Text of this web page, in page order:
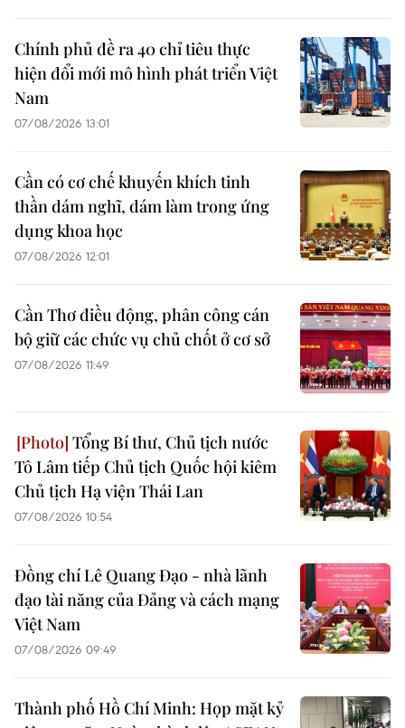
Chính phủ đề ra 40 chỉ tiêu thực
hiện đổi mới mô hình phát triển Việt
Nam
07/08/2026 13:01
Cần có cơ chế khuyến khích tinh
thần dám nghĩ, dám làm trong ứng
dụng khoa học
07/08/2026 12:01
Cần Thơ điều động, phân công cán
bộ giữ các chức vụ chủ chốt ở cơ sở
07/08/2026 11:49
Tổng Bí thư, Chủ tịch nước
Tô Lâm tiếp Chủ tịch Quốc hội kiêm
Chủ tịch Hạ viện Thái Lan
07/08/2026 10:54
Đồng chí Lê Quang Đạo - nhà lãnh
đạo tài năng của Đảng và cách mạng
Việt Nam
07/08/2026 09:49
Thành phố Hồ Chí Minh: Họp mặt kỷ